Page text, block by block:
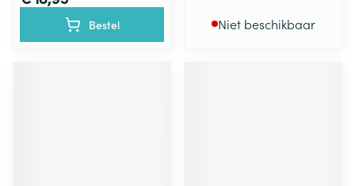
Bestel Niet beschikbaar